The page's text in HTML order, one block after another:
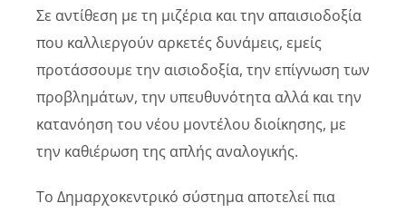
Σε αντίθεση με τη μιζέρια και την απαισιοδοξία
που καλλιεργούν αρκετές δυνάμεις, εμείς
προτάσσουμε την αισιοδοξία, την επίγνωση των
προβλημάτων, την υπευθυνότητα αλλά και την
κατανόηση του νέου μοντέλου διοίκησης, με
την καθιέρωση της απλής αναλογικής.
Το Δημαρχοκεντρικό σύστημα αποτελεί πια